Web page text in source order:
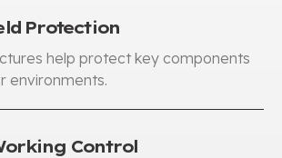
Protection
help protect key components
environments.
Control